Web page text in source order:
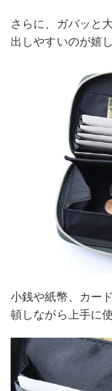
さらに、ガバッと
出しやすいのが嬉
小銭や紙幣、カー
頓しながら上手に